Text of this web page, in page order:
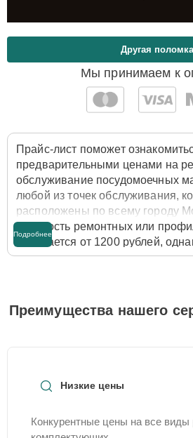
Мы принимаем к
Другая поломка
Прайс-лист поможет
предварительными ценами на
обслуживание посудомоечных
любой из точек обслуживания,
расположены по всему городу
стоимость ремонтных или
начинается от 1200 рублей,
виды комплектующих могут
службы заботы о клиентах. Для
стоимости ремонта
Подробнее
Преимущества нашего
Низкие цены
Конкурентные цены на все виды